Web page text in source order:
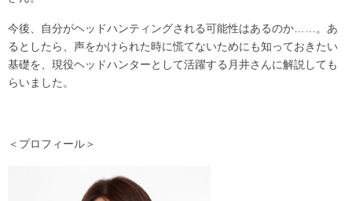
今後、自分がヘッドハンティングされる可能性はあるのか……。あ
るとしたら、声をかけられた時に慌てないためにも知っておきたい
基礎を、現役ヘッドハンターとして活躍する月井さんに解説しても
らいました。
＜プロフィール＞